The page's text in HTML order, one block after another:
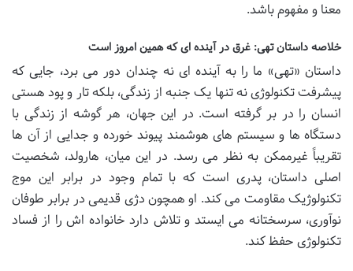
معنا و مفهوم باشد.
خلاصه داستان تهی: غرق در آینده ای که همین امروز است
داستان «تهی» ما را به آینده ای نه چندان دور می برد، جایی که
پیشرفت تکنولوژی نه تنها یک جنبه از زندگی، بلکه تار و پود هستی
انسان را در بر گرفته است. در این جهان، هر گوشه از زندگی با
دستگاه ها و سیستم های هوشمند پیوند خورده و جدایی از آن ها
تقریباً غیرممکن به نظر می رسد. در این میان، هارولد، شخصیت
اصلی داستان، پدری است که با تمام وجود در برابر این موج
تکنولوژیک مقاومت می کند. او همچون دژی قدیمی در برابر طوفان
نوآوری، سرسختانه می ایستد و تلاش دارد خانواده اش را از فساد
تکنولوژی حفظ کند.